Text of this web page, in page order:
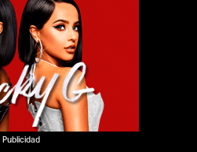
Publicidad